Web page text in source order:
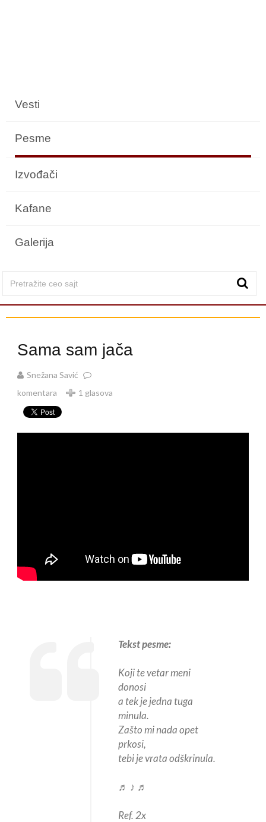
Vesti
Pesme
Izvođači
Kafane
Galerija
Sama sam jača
Snežana Savić
komentara
1 glasova
Tekst pesme:
Koji te vetar meni
donosi
a tek je jedna tuga
minula.
Zašto mi nada opet
prkosi,
tebi je vrata odškrinula.
♬ ♪ ♬
Ref. 2x